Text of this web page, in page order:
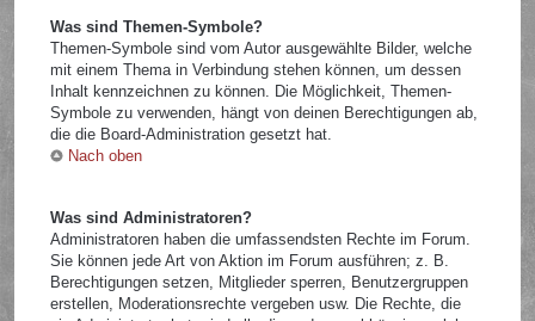
Was sind Themen-Symbole?
Themen-Symbole sind vom Autor ausgewählte Bilder, welche
mit einem Thema in Verbindung stehen können, um dessen
Inhalt kennzeichnen zu können. Die Möglichkeit, Themen-
Symbole zu verwenden, hängt von deinen Berechtigungen ab,
die die Board-Administration gesetzt hat.
Nach oben
Was sind Administratoren?
Administratoren haben die umfassendsten Rechte im Forum.
Sie können jede Art von Aktion im Forum ausführen; z. B.
Berechtigungen setzen, Mitglieder sperren, Benutzergruppen
erstellen, Moderationsrechte vergeben usw. Die Rechte, die